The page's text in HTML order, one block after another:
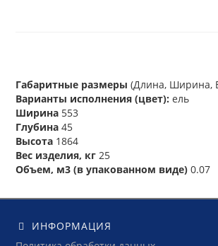
Габаритные размеры (Длина, Ширина,
Варианты исполнения (цвет): ель
Ширина553
Глубина45
Высота1864
Вес изделия, кг25
Объем, м3 (в упакованном виде)0.07
ИНФОРМАЦИЯ